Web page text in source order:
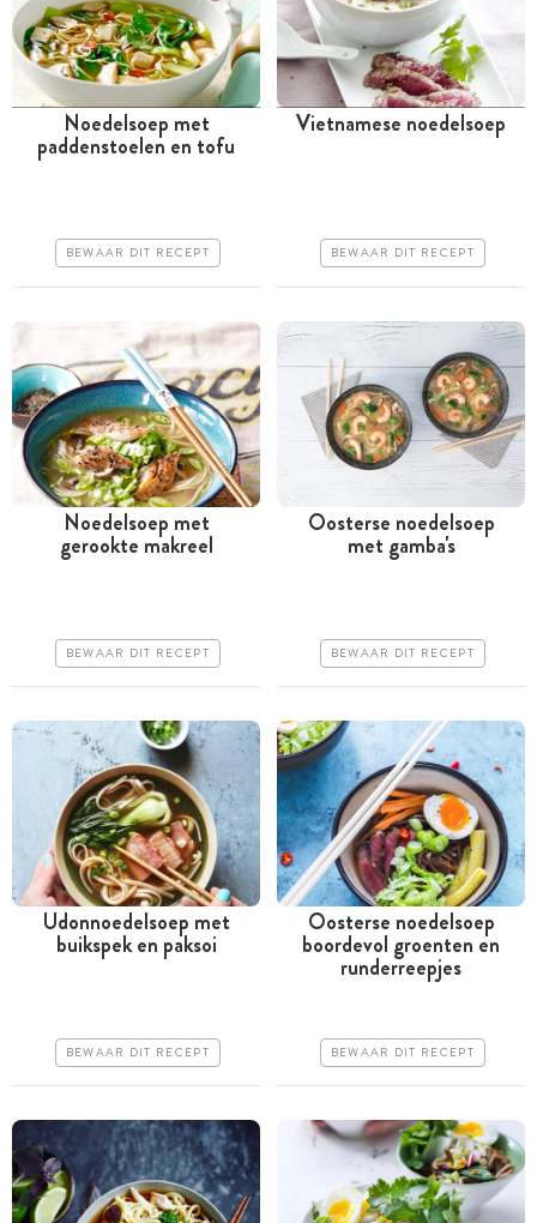
Tussen 30 minuten en 1
Noedelsoep met
paddenstoelen en tofu
BEWAAR DIT RECEPT
Vietnamese noedelsoep
BEWAAR DIT RECEPT
Minder dan 30 minuten
Makkelijk
Noedelsoep met
gerookte makreel
BEWAAR DIT RECEPT
Minder dan 30 minuten
Makkelijk
Oosterse noedelsoep
met gamba's
BEWAAR DIT RECEPT
Tussen 30 minuten en 1
Udonnoedelsoep met
buikspek en paksoi
BEWAAR DIT RECEPT
Tussen 30 minuten en 1
Oosterse noedelsoep
boordevol groenten en
runderreepjes
BEWAAR DIT RECEPT